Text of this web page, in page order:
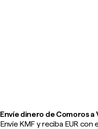
Envíe dinero de Comoros
Envíe KMF y reciba EUR